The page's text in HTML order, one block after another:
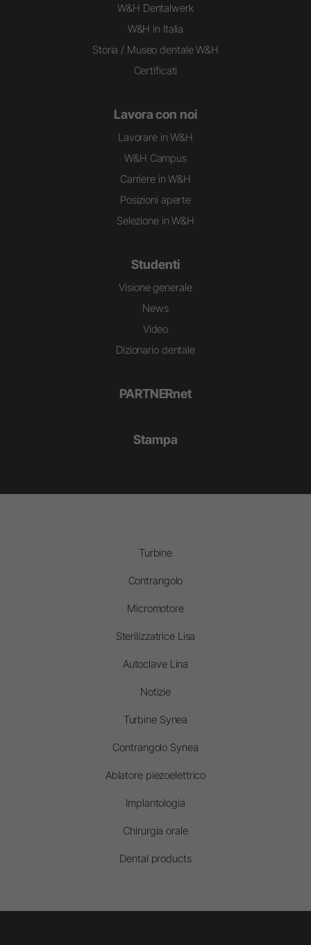
W&H Dentalwerk
W&H in Italia
Storia / Museo dentale W&H
Certificati
Lavora con noi
Lavorare in W&H
W&H Campus
Carriere in W&H
Posizioni aperte
Selezione in W&H
Studenti
Visione generale
News
Video
Dizionario dentale
PARTNERnet
Stampa
Turbine
Contrangolo
Micromotore
Sterilizzatrice Lisa
Autoclave Lina
Notizie
Turbine Synea
Contrangolo Synea
Ablatore piezoelettrico
Implantologia
Chirurgia orale
Dental products